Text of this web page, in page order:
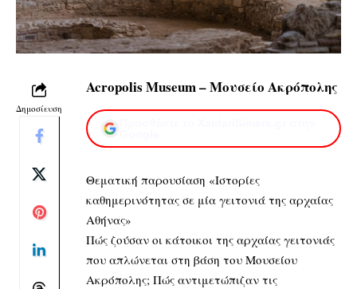
Δημοσίευση
Acropolis Museum – Μουσείο Ακρόπολης
Θεματική παρουσίαση «Ιστορίες
καθημερινότητας σε μία γειτονιά της αρχαίας
Αθήνας»
Πώς ζούσαν οι κάτοικοι της αρχαίας γειτονιάς
που απλώνεται στη βάση του Μουσείου
Ακρόπολης; Πώς αντιμετώπιζαν τις